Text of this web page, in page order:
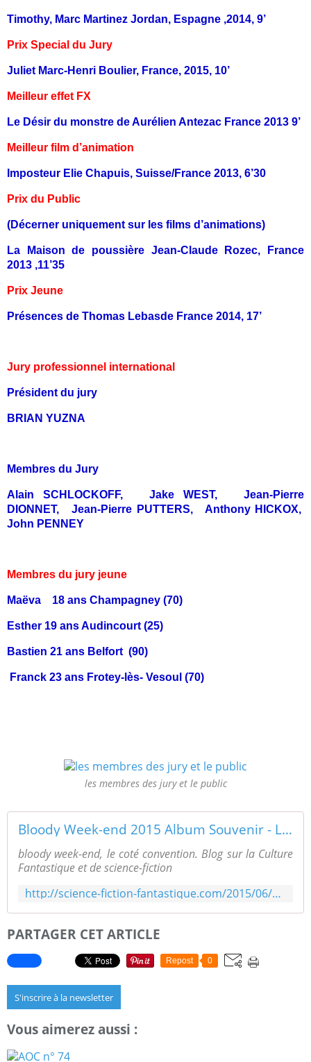
Timothy, Marc Martinez Jordan, Espagne ,2014, 9’
Prix Special du Jury
Juliet Marc-Henri Boulier, France, 2015, 10’
Meilleur effet FX
Le Désir du monstre de Aurélien Antezac France 2013 9’
Meilleur film d’animation
Imposteur Elie Chapuis, Suisse/France 2013, 6’30
Prix du Public
(Décerner uniquement sur les films d’animations)
La Maison de poussière Jean-Claude Rozec, France
2013 ,11’35
Prix Jeune
Présences de Thomas Lebasde France 2014, 17’
Jury professionnel international
Président du jury
BRIAN YUZNA
Membres du Jury
Alain SCHLOCKOFF, Jake WEST, Jean-Pierre
DIONNET, Jean-Pierre PUTTERS, Anthony HICKOX,
John PENNEY
Membres du jury jeune
Maëva 18 ans Champagney (70)
Esther 19 ans Audincourt (25)
Bastien 21 ans Belfort (90)
Franck 23 ans Frotey-lès- Vesoul (70)
les membres des jury et le public
Bloody Week-end 2015 Album Souvenir - Le blog de Michel Dubat
bloody week-end, le coté convention. Blog sur la Culture
Fantastique et de science-fiction
http://science-fiction-fantastique.com/2015/06/bloody-week-end-2015-album-souvenir.html
PARTAGER CET ARTICLE
Repost 0
S'inscrire à la newsletter
Vous aimerez aussi :